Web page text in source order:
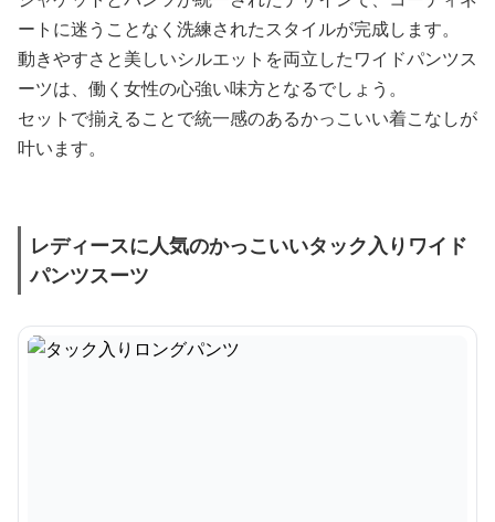
ートに迷うことなく洗練されたスタイルが完成します。
動きやすさと美しいシルエットを両立したワイドパンツス
ーツは、働く女性の心強い味方となるでしょう。
セットで揃えることで統一感のあるかっこいい着こなしが
叶います。
レディースに人気のかっこいいタック入りワイド
パンツスーツ